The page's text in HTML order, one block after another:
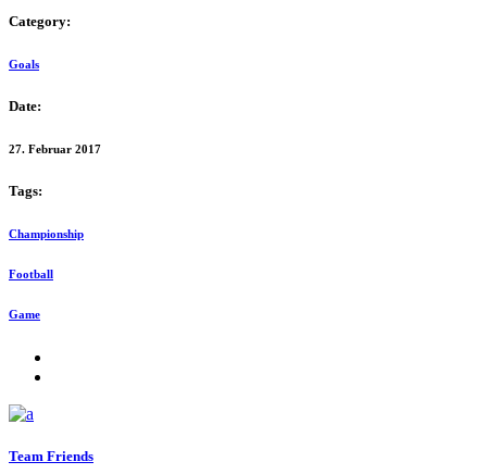
Category:
Goals
Date:
27. Februar 2017
Tags:
Championship
Football
Game
Team Friends